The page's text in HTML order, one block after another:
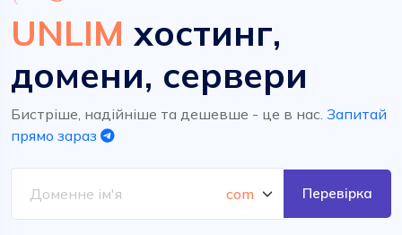
UNLIM хостинг,
домени, сервери
Бистріше, надійніше та дешевше - це в нас. Запитай
прямо зараз
Перевірка